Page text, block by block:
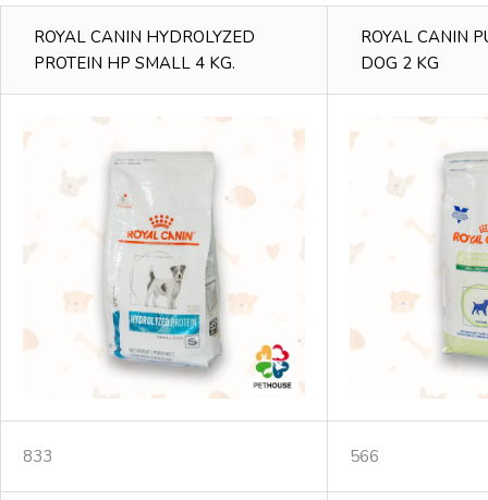
ROYAL CANIN HYDROLYZED
PROTEIN HP SMALL 4 KG.
ROYAL CANIN
DOG 2 KG
833 566